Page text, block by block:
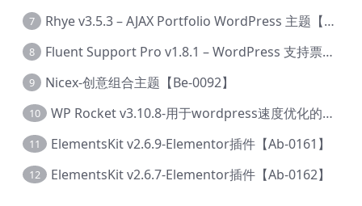
7 Rhye v3.5.3 – AJAX Portfolio WordPress 主题【Bi-0049】
8 Fluent Support Pro v1.8.1 – WordPress 支持票务系统【Cc-0041】
9 Nicex-创意组合主题【Be-0092】
10 WP Rocket v3.10.8-用于wordpress速度优化的缓存加速插件【Cd-0019】
11 ElementsKit v2.6.9-Elementor插件【Ab-0161】
12 ElementsKit v2.6.7-Elementor插件【Ab-0162】